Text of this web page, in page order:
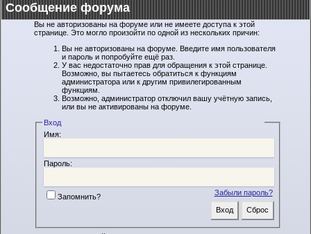
Сообщение форума
Вы не авторизованы на форуме или не имеете доступа к этой
странице. Это могло произойти по одной из нескольких причин:
Вы не авторизованы на форуме. Введите имя пользователя
и пароль и попробуйте ещё раз.
У вас недостаточно прав для обращения к этой странице.
Возможно, вы пытаетесь обратиться к функциям
администратора или к другим привилегированным
функциям.
Возможно, администратор отключил вашу учётную запись,
или вы не активированы на форуме.
Вход
Имя:
Пароль:
Забыли пароль?
Запомнить?